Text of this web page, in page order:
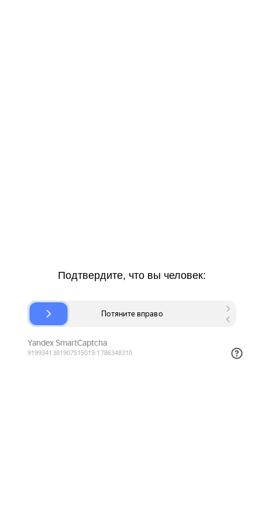
Подтвердите, что вы человек: